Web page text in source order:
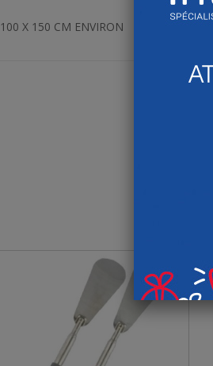
100 X 150 CM ENVIRON